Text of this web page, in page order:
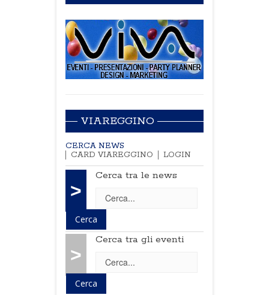
VIAREGGINO
CERCA NEWS
CARD VIAREGGINO
LOGIN
>
Cerca tra le news
>
Cerca tra gli eventi